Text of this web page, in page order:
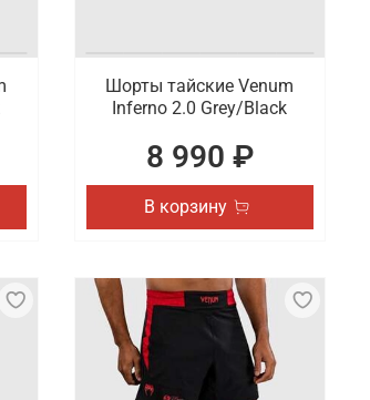
Шорты тайские Venum
Inferno 2.0 Grey/Black
8 990 ₽
В корзину